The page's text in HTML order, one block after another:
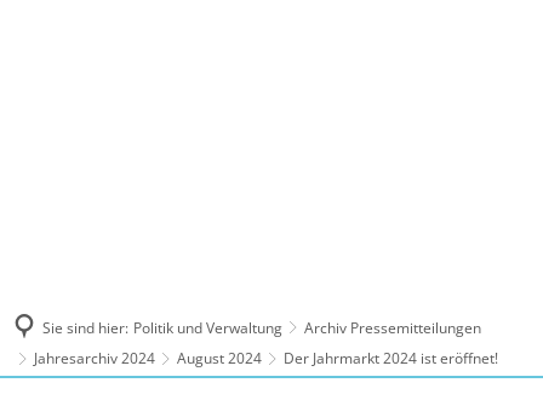
Sie sind hier: Politik und Verwaltung
Archiv Pressemitteilungen
Jahresarchiv 2024
August 2024 Der Jahrmarkt 2024 ist eröffnet!